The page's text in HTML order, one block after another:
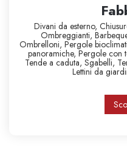
Divani da esterno,
Ombreggianti,
Ombrelloni, Pergole
panoramiche, Pergole con
Tende a caduta, Sgabelli,
Lettini da